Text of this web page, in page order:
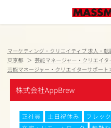
マーケティング・クリエイティブ 求人・転
東京都
芸能マネージャー・クリエイタ
芸能マネージャー・クリエイターサポー
株式会社AppBrew
正社員 土日祝休み
フレッ